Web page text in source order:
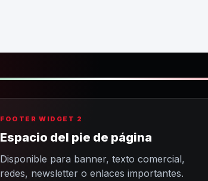
FOOTER WIDGET 2
Espacio del pie de página
Disponible para banner, texto comercial,
redes, newsletter o enlaces importantes.